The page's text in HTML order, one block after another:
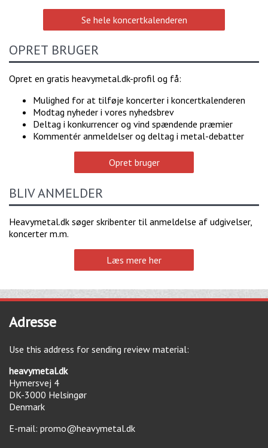
Se hele koncertkalenderen
OPRET BRUGER
Opret en gratis heavymetal.dk-profil og få:
Mulighed for at tilføje koncerter i koncertkalenderen
Modtag nyheder i vores nyhedsbrev
Deltag i konkurrencer og vind spændende præmier
Kommentér anmeldelser og deltag i metal-debatter
Opret bruger
BLIV ANMELDER
Heavymetal.dk søger skribenter til anmeldelse af udgivelser,
koncerter m.m.
Læs mere her
Adresse
Use this address for sending review material:
heavymetal.dk
Hymersvej 4
DK-3000 Helsingør
Denmark
E-mail: promo@heavymetal.dk